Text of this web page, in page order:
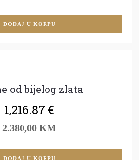
DODAJ U KORPU
od bijelog zlata
1,216.87 €
2.380,00 KM
DODAJ U KORPU